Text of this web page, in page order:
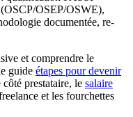
OSEP/OSWE),
documentée, re-
et comprendre le
guide étapes pour devenir
prestataire, le salaire
et les fourchettes